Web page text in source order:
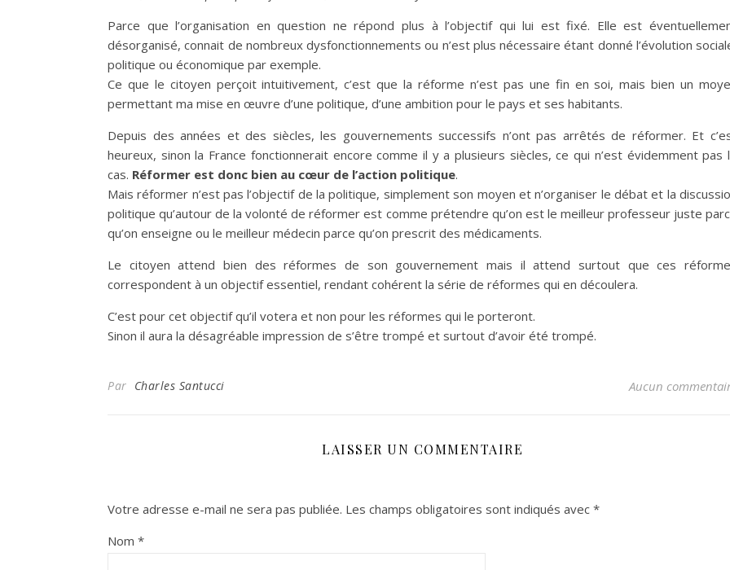
Parce que l’organisation en question ne répond plus à l’objectif qui lui est fixé. Elle est
désorganisé, connait de nombreux dysfonctionnements ou n’est plus nécessaire étant donné l’évolution
politique ou économique par exemple.
Ce que le citoyen perçoit intuitivement, c’est que la réforme n’est pas une fin en soi, mais bien un
permettant ma mise en œuvre d’une politique, d’une ambition pour le pays et ses habitants.
Depuis des années et des siècles, les gouvernements successifs n’ont pas arrêtés de réformer. Et
heureux, sinon la France fonctionnerait encore comme il y a plusieurs siècles, ce qui n’est évidemment pas
cas. Réformer est donc bien au cœur de l’action politique.
Mais réformer n’est pas l’objectif de la politique, simplement son moyen et n’organiser le débat et la
politique qu’autour de la volonté de réformer est comme prétendre qu’on est le meilleur professeur juste
qu’on enseigne ou le meilleur médecin parce qu’on prescrit des médicaments.
Le citoyen attend bien des réformes de son gouvernement mais il attend surtout que ces
correspondent à un objectif essentiel, rendant cohérent la série de réformes qui en découlera.
C’est pour cet objectif qu’il votera et non pour les réformes qui le porteront.
Sinon il aura la désagréable impression de s’être trompé et surtout d’avoir été trompé.
Par Charles Santucci Aucun
LAISSER UN COMMENTAIRE
Votre adresse e-mail ne sera pas publiée. Les champs obligatoires sont indiqués avec *
Nom *